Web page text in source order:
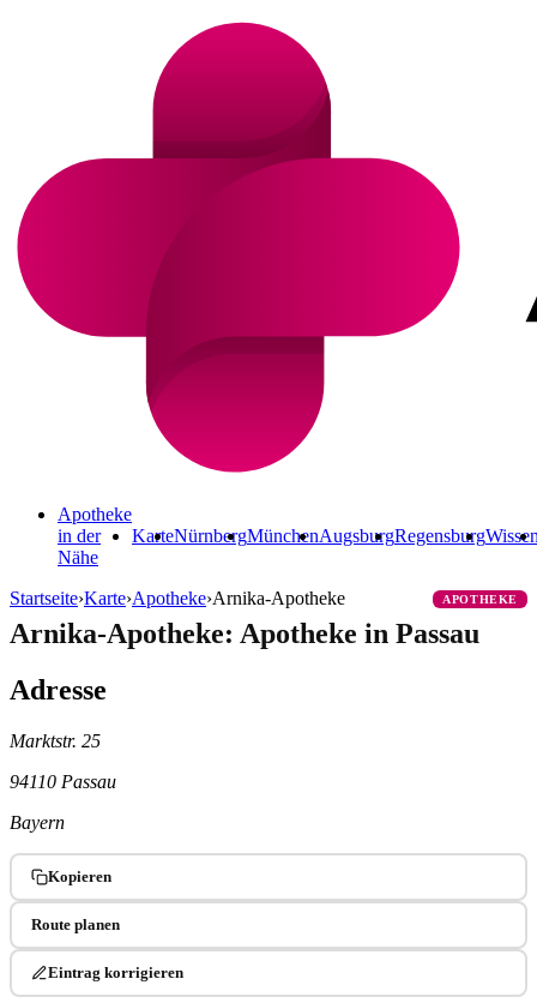
Apotheke
in der
Nähe
KarteNürnbergMünchenAugsburgRegensburg
Startseite›Karte›Apotheke›Arnika-Apotheke APOTHEKE
Arnika-Apotheke: Apotheke in Passau
Adresse
Marktstr. 25
94110 Passau
Bayern
Kopieren
Route planen
Eintrag korrigieren